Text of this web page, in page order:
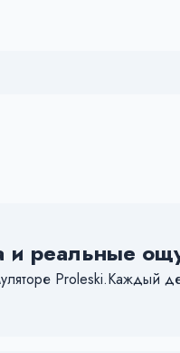
и реальные
Proleski.Каждый